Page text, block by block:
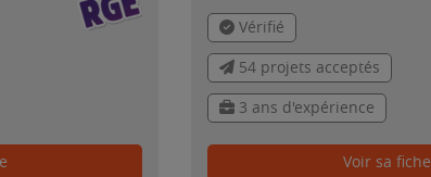
Vérifié
54 projets acceptés
3 ans d'expérience
Voir sa fiche